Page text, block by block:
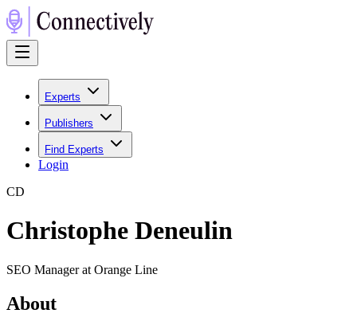
Experts
Publishers
Find Experts
Login
CD
Christophe Deneulin
SEO Manager at Orange Line
About